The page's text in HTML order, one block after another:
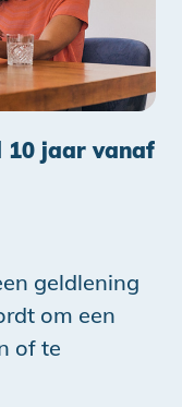
10 jaar vanaf
geldlening
om een
of te